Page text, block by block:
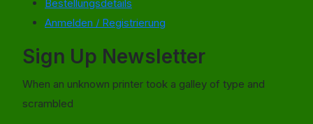
Bestellungsdetails
Anmelden / Registrierung
Sign Up Newsletter
When an unknown printer took a galley of type and
scrambled